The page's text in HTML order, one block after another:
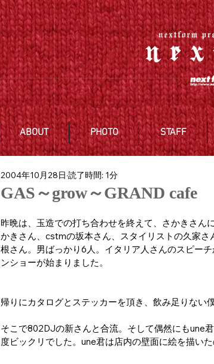
ABOUT PHOTO STAFF
GAS～grow～GRAND cafe
2004年10月28日 読了時間: 1分
昨晩は、玉造での打ち合わせを終えて、さかきさん
かきさん、cstmの坂本さん、スタイリストの久家
根さん。男ばっかり6人。イタリア人さんのスピー
ンショーが始まりました。
帰りにカタログとステッカーを頂き、飲み足りない
そこで802DJの新さんと合流。そして偶然にもune
度ビックリでした。une君は店内の壁面に絵を描いた